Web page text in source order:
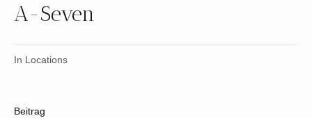
A-Seven
In Locations
Beitrag